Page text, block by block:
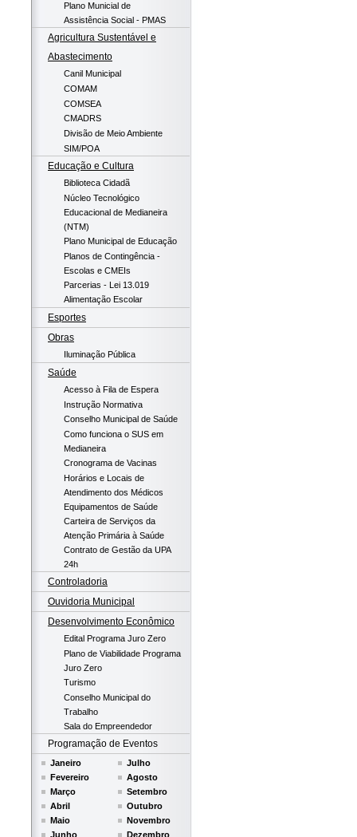
Plano Municial de
Assistência Social - PMAS
Agricultura Sustentável e
Abastecimento
Canil Municipal
COMAM
COMSEA
CMADRS
Divisão de Meio Ambiente
SIM/POA
Educação e Cultura
Biblioteca Cidadã
Núcleo Tecnológico
Educacional de Medianeira
(NTM)
Plano Municipal de Educação
Planos de Contingência -
Escolas e CMEIs
Parcerias - Lei 13.019
Alimentação Escolar
Esportes
Obras
Iluminação Pública
Saúde
Acesso à Fila de Espera
Instrução Normativa
Conselho Municipal de Saúde
Como funciona o SUS em
Medianeira
Cronograma de Vacinas
Horários e Locais de
Atendimento dos Médicos
Equipamentos de Saúde
Carteira de Serviços da
Atenção Primária à Saúde
Contrato de Gestão da UPA
24h
Controladoria
Ouvidoria Municipal
Desenvolvimento Econômico
Edital Programa Juro Zero
Plano de Viabilidade Programa
Juro Zero
Turismo
Conselho Municipal do
Trabalho
Sala do Empreendedor
Programação de Eventos
Janeiro
Fevereiro
Março
Abril
Maio
Junho
Julho
Agosto
Setembro
Outubro
Novembro
Dezembro